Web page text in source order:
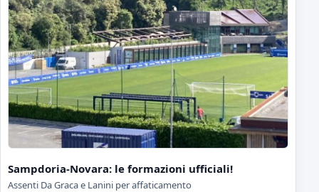
Sampdoria-Novara: le formazioni ufficiali!
Assenti Da Graca e Lanini per affaticamento